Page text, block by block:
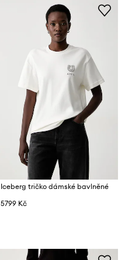
Iceberg tričko dámské bavlněné
5799 Kč